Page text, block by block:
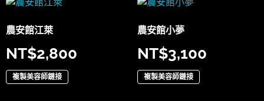
農安館江萊
NT$2,800
複製美容師鏈接
農安館小夢
NT$3,100
複製美容師鏈接